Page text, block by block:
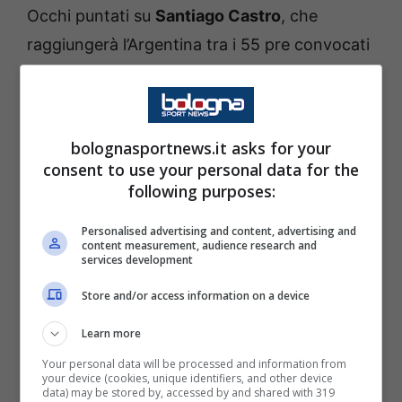
Occhi puntati su Santiago Castro, che
raggiungerà l’Argentina tra i 55 pre convocati
definitiva con Pellegrino (Parma) e Lopez
scalzare la concorrenza.
chiamata, ma la caviglia malconcia fa sorgere
alcuni dubbi. Molto più sicuri
(Scozia) eFreuler(Svizzera), il cui Mondiale
sarà una vetrina importante in chiave
calciomercato: il suo contratto scadrà il 30
giugno.
bolognasportnews.it asks for your
consent to use your personal data for the
following purposes:
Personalised advertising and content, advertising and
content measurement, audience research and
services development
Store and/or access information on a device
Learn more
Your personal data will be processed and information from
your device (cookies, unique identifiers, and other device
data) may be stored by, accessed by and shared with 319